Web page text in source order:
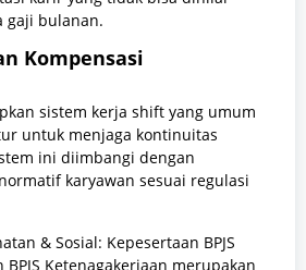
gaji bulanan.
Kompensasi
sistem kerja shift yang umum
untuk menjaga kontinuitas
ini diimbangi dengan
karyawan sesuai regulasi
& Sosial: Kepesertaan BPJS
BPJS Ketenagakerjaan merupakan